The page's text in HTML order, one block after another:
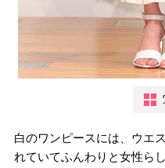
白のワンピースには、ウエ
れていてふんわりと女性ら